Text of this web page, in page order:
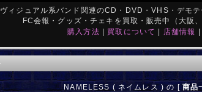
ヴィジュアル系バンド関連のCD・DVD・VHS・デモテ
FC会報・グッズ・チェキを買取・販売中（大阪
購入方法 | 買取について | 店舗情報 |
NAMELESS ( ネイムレス ) の [ 商品